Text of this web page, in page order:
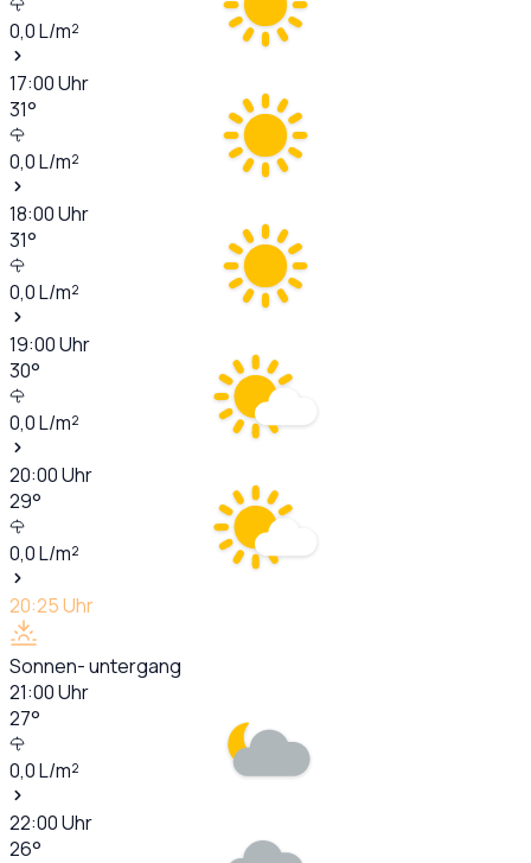
0,0L/m²
17:00Uhr
31°
0,0L/m²
18:00Uhr
31°
0,0L/m²
19:00Uhr
30°
0,0L/m²
20:00Uhr
29°
0,0L/m²
20:25Uhr
Sonnen- untergang
21:00Uhr
27°
0,0L/m²
22:00Uhr
26°